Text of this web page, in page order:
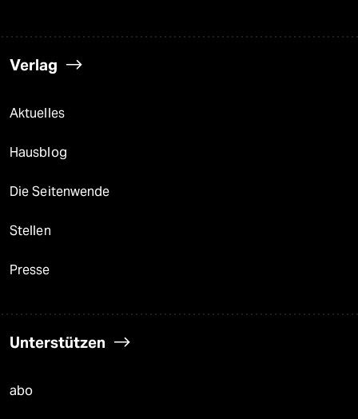
Verlag
Aktuelles
Hausblog
Die Seitenwende
Stellen
Presse
Unterstützen
abo